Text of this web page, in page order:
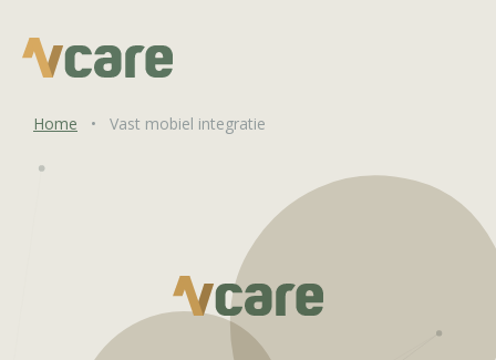
Home • Vast mobiel integratie